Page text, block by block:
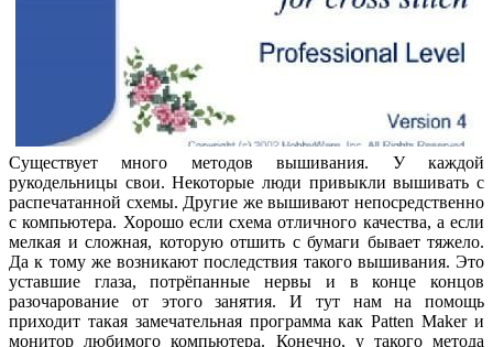
Существует много методов вышивания. У каждой
рукодельницы свои. Некоторые люди привыкли вышивать с
распечатанной схемы. Другие же вышивают непосредственно
с компьютера. Хорошо если схема отличного качества, а если
мелкая и сложная, которую отшить с бумаги бывает тяжело.
Да к тому же возникают последствия такого вышивания. Это
уставшие глаза, потрёпанные нервы и в конце концов
разочарование от этого занятия. И тут нам на помощь
приходит такая замечательная программа как Patten Maker и
монитор любимого компьютера. Конечно, у такого метода